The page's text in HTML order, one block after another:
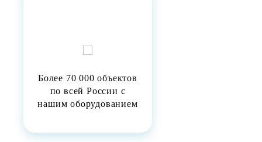
Более 70 000 объектов
по всей России с
нашим оборудованием